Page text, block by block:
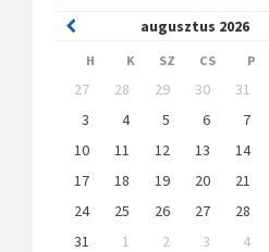
augusztus 2026
Previous
Month
H K SZ CS P
Skip
calendar
days
27 28 29 30 31
3
4 5 6 7
10
11 12 13 14
17
18 19 20 21
24
25 26 27 28
31
1 2 3 4